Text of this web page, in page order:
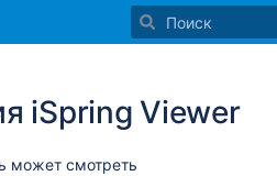
iSpring Viewer
может смотреть